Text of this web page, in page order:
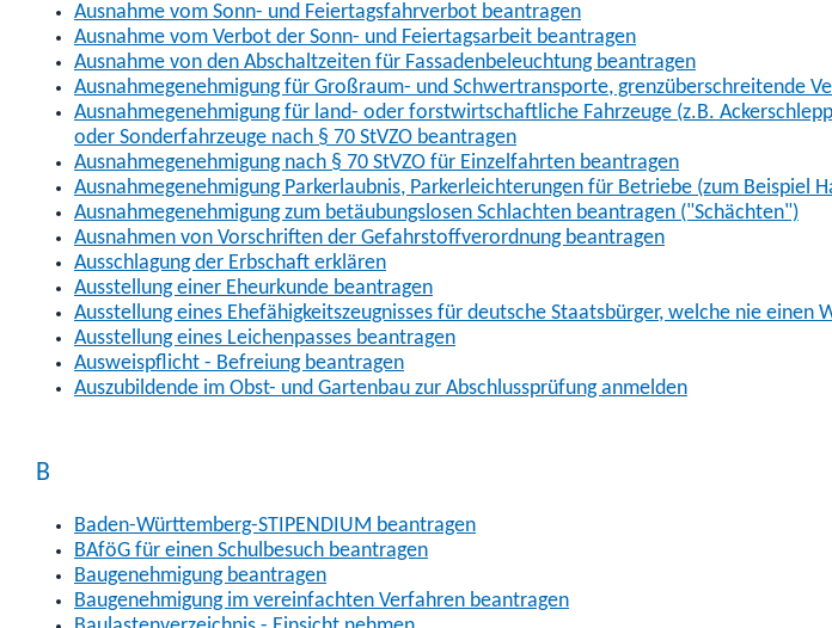
Ausnahme vom Sonn- und Feiertagsfahrverbot beantragen
Ausnahme vom Verbot der Sonn- und Feiertagsarbeit beantragen
Ausnahme von den Abschaltzeiten für Fassadenbeleuchtung beantragen
Ausnahmegenehmigung für Großraum- und Schwertransporte, grenzüberschreitende
Ausnahmegenehmigung für land- oder forstwirtschaftliche Fahrzeuge (z.B.
oder Sonderfahrzeuge nach § 70 StVZO beantragen
Ausnahmegenehmigung nach § 70 StVZO für Einzelfahrten beantragen
Ausnahmegenehmigung Parkerlaubnis, Parkerleichterungen für Betriebe (zum Beispiel
Ausnahmegenehmigung zum betäubungslosen Schlachten beantragen ("Schächten")
Ausnahmen von Vorschriften der Gefahrstoffverordnung beantragen
Ausschlagung der Erbschaft erklären
Ausstellung einer Eheurkunde beantragen
Ausstellung eines Ehefähigkeitszeugnisses für deutsche Staatsbürger, welche nie einen
Ausstellung eines Leichenpasses beantragen
Ausweispflicht - Befreiung beantragen
Auszubildende im Obst- und Gartenbau zur Abschlussprüfung anmelden
B
Baden-Württemberg-STIPENDIUM beantragen
BAföG für einen Schulbesuch beantragen
Baugenehmigung beantragen
Baugenehmigung im vereinfachten Verfahren beantragen